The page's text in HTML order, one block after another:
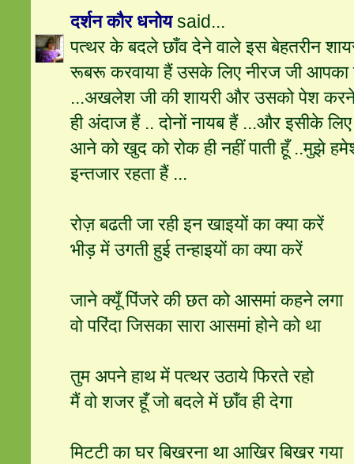
दर्शन कौर धनोयsaid...
पत्थर के बदले छाँव देने वाले इस बेहतरीन
रूबरू करवाया हैं उसके लिए नीरज जी आपका
...अखलेश जी की शायरी और उसको पेश
ही अंदाज हैं .. दोनों नायब हैं ...और इसीके
आने को खुद को रोक ही नहीं पाती हूँ ..मुझे
इन्तजार रहता हैं ...
रोज़ बढती जा रही इन खाइयों का क्या करें
भीड़ में उगती हुई तन्हाइयों का क्या करें
जाने क्यूँ पिंजरे की छत को आसमां कहने लगा
वो परिंदा जिसका सारा आसमां होने को था
तुम अपने हाथ में पत्थर उठाये फिरते रहो
मैं वो शजर हूँ जो बदले में छाँव ही देगा
मिटटी का घर बिखरना था आखिर बिखर गया